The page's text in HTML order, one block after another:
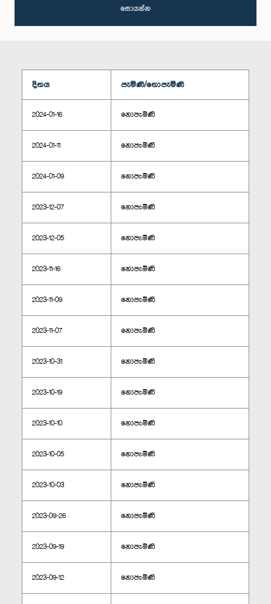
සොයන්න
දිනය පැමිණි/නොපැමිණි
2024-01-16 නොපැමිණි
2024-01-11 නොපැමිණි
2024-01-09 නොපැමිණි
2023-12-07 නොපැමිණි
2023-12-05 නොපැමිණි
2023-11-16 නොපැමිණි
2023-11-09 නොපැමිණි
2023-11-07 නොපැමිණි
2023-10-31 නොපැමිණි
2023-10-19 නොපැමිණි
2023-10-10 නොපැමිණි
2023-10-05 නොපැමිණි
2023-10-03 නොපැමිණි
2023-09-26 නොපැමිණි
2023-09-19 නොපැමිණි
2023-09-12 නොපැමිණි